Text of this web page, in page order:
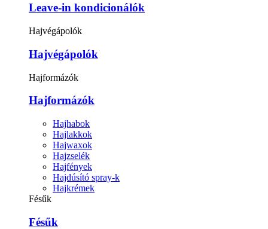
Leave-in kondicionálók
Hajvégápolók
Hajvégápolók
Hajformázók
Hajformázók
Hajhabok
Hajlakkok
Hajwaxok
Hajzselék
Hajfények
Hajdúsító spray-k
Hajkrémek
Fésűk
Fésűk